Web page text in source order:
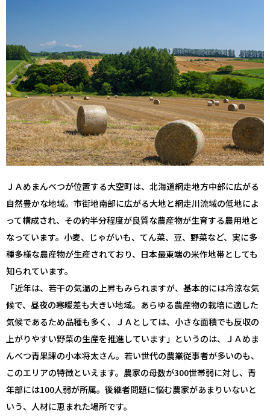
ＪＡめまんべつが位置する大空町は、北海道網走地方中部に広がる
自然豊かな地域。市街地南部に広がる大地と網走川流域の低地によ
って構成され、その約半分程度が良質な農産物が生育する農用地と
なっています。小麦、じゃがいも、てん菜、豆、野菜など、実に多
種多様な農産物が生産されており、日本最東端の米作地帯としても
知られています。
「近年は、若干の気温の上昇もみられますが、基本的には冷涼な気
候で、昼夜の寒暖差も大きい地域。あらゆる農産物の栽培に適した
気候であるため品種も多く、ＪＡとしては、小さな面積でも反収の
上がりやすい野菜の生産を推進しています」というのは、ＪＡめま
んべつ青果課の小本将太さん。若い世代の農業従事者が多いのも、
このエリアの特徴といえます。農家の母数が300世帯弱に対し、青
年部には100人弱が所属。後継者問題に悩む農家があまりいないと
いう、人材に恵まれた場所です。